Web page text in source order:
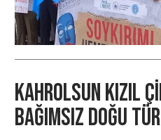
Kahrolsun kızıl
bağımsız Doğu